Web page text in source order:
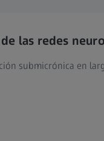
las redes
submicrónica en